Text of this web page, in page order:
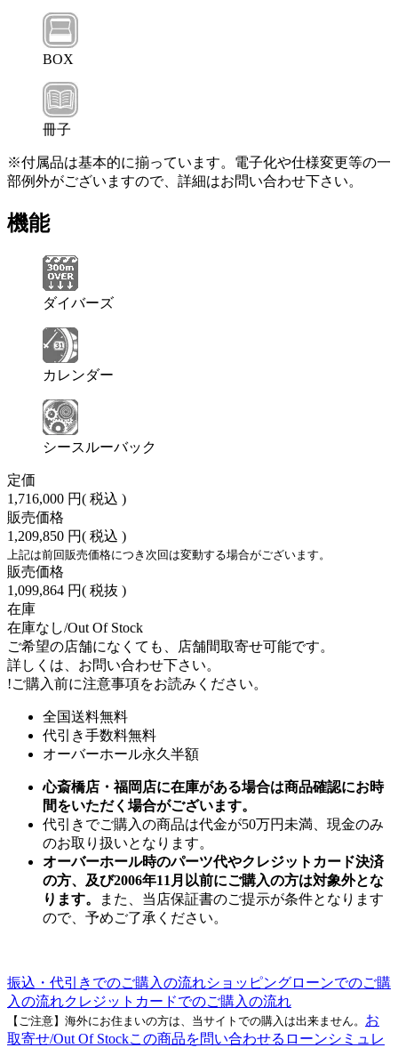
BOX
冊子
※付属品は基本的に揃っています。電子化や仕様変更等の一
部例外がございますので、詳細はお問い合わせ下さい。
機能
ダイバーズ
カレンダー
シースルーバック
定価
1,716,000 円( 税込 )
販売価格
1,209,850 円( 税込 )
上記は前回販売価格につき次回は変動する場合がございます。
販売価格
1,099,864 円( 税抜 )
在庫
在庫なし/Out Of Stock
ご希望の店舗になくても、店舗間取寄せ可能です。
詳しくは、お問い合わせ下さい。
!ご購入前に注意事項をお読みください。
全国送料無料
代引き手数料無料
オーバーホール永久半額
心斎橋店・福岡店に在庫がある場合は商品確認にお時
間をいただく場合がございます。
代引きでご購入の商品は代金が50万円未満、現金のみ
のお取り扱いとなります。
オーバーホール時のパーツ代やクレジットカード決済
の方、及び2006年11月以前にご購入の方は対象外とな
ります。
また、当店保証書のご提示が条件となります
ので、予めご了承ください。
振込・代引きでのご購入の流れショッピングローンでのご購
入の流れクレジットカードでのご購入の流れ
【ご注意】海外にお住まいの方は、当サイトでの購入は出来ません。 お
取寄せ/Out Of Stockこの商品を問い合わせる ローンシミュレ